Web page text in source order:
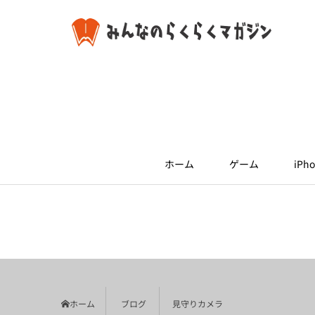
ホーム ゲーム
ホーム ブログ 見守りカメラ